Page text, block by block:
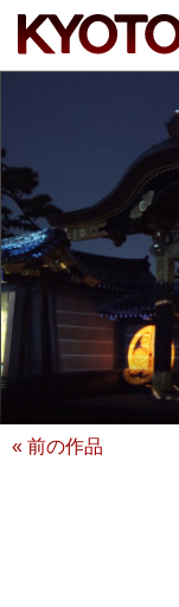
« 前の作品